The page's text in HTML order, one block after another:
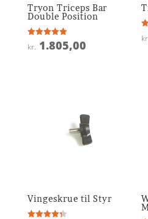
Tryon Triceps Bar
Double Position
Vurderet
5
kr. 1.805,00 kr.
Vingeskrue til Styr